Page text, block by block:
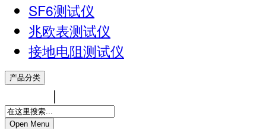
SF6测试仪
兆欧表测试仪
接地电阻测试仪
产品分类
|
Open Menu